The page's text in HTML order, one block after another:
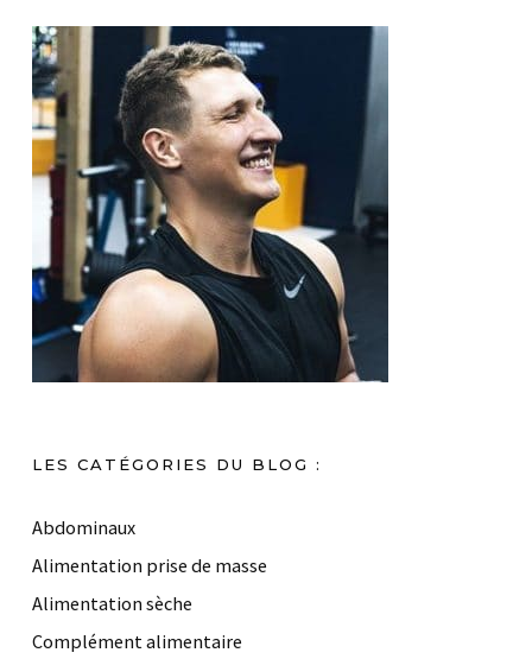
LES CATÉGORIES DU BLOG :
Abdominaux
Alimentation prise de masse
Alimentation sèche
Complément alimentaire